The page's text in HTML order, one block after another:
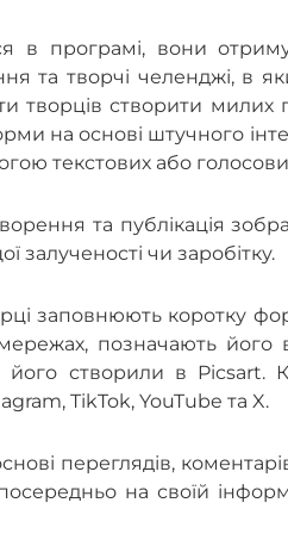
в програмі, вони
та творчі челенджі, в
творців створити милих
на основі штучного
текстових або
та публікація
залученості чи заробітку.
заповнюють коротку
позначають його
створили в Picsart.
TikTok, YouTube та X.
переглядів,
на своїй